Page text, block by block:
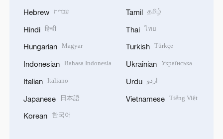
Hebrew עברית
Hindi हिन्दी
Hungarian Magyar
Indonesian Bahasa Indonesia
Italian Italiano
Japanese 日本語
Korean 한국어
Tamil தமிழ்
Thai ไทย
Turkish Türkçe
Ukrainian Українська
Urdu اردو
Vietnamese Tiếng Việt